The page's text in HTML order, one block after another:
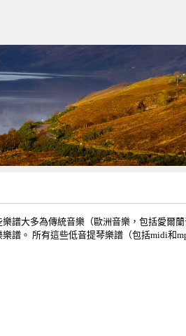
譜大多為傳統音樂（歐洲音樂，包括愛爾
譜。 所有這些低音提琴樂譜（包括midi和